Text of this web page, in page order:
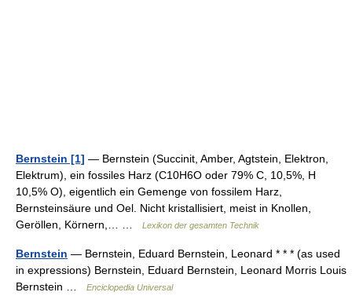
Bernstein [1] — Bernstein (Succinit, Amber, Agtstein, Elektron,
Elektrum), ein fossiles Harz (C10H6O oder 79% C, 10,5%, H
10,5% O), eigentlich ein Gemenge von fossilem Harz,
Bernsteinsäure und Oel. Nicht kristallisiert, meist in Knollen,
Geröllen, Körnern,… …
Lexikon der gesamten Technik
Bernstein — Bernstein, Eduard Bernstein, Leonard * * * (as used
in expressions) Bernstein, Eduard Bernstein, Leonard Morris Louis
Bernstein …
Enciclopedia Universal